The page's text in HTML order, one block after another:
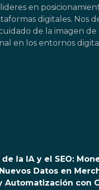
en
digitales. Nos
de la imagen
en los entornos
la IA y el SEO:
Datos en
Automatización con